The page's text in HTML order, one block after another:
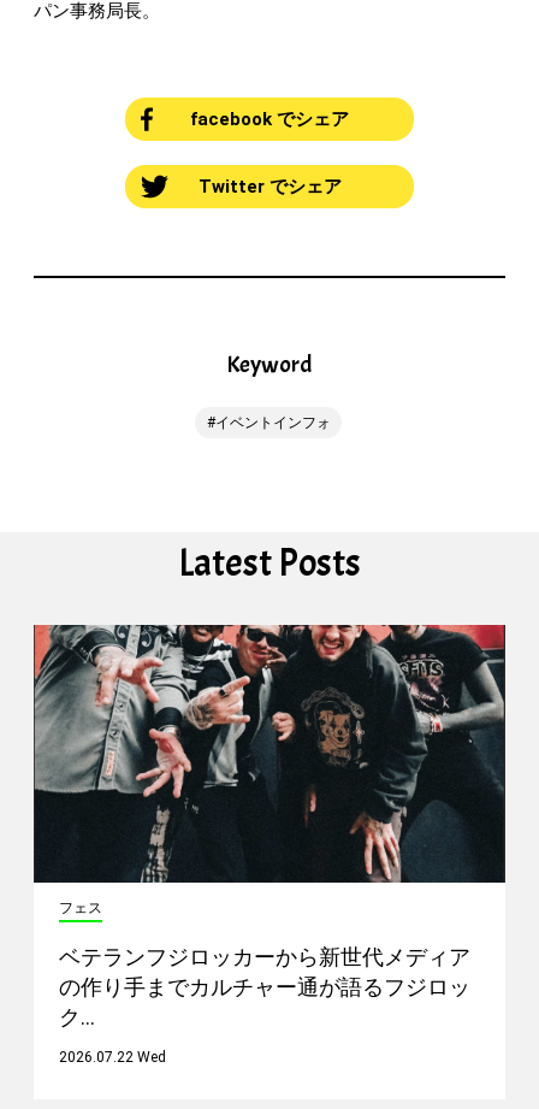
パン事務局長。
facebook でシェア
Twitter でシェア
Keyword
イベントインフォ
Latest Posts
フェス
ベテランフジロッカーから新世代メディア
の作り手までカルチャー通が語るフジロッ
ク…
2026.07.22 Wed